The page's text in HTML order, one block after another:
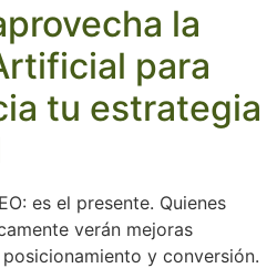
la
para
tu estrategia
es el presente. Quienes
verán mejoras
y conversión.